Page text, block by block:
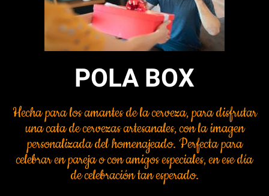
POLA BOX
Hecha para los amantes de la cerveza, para disfrutar
una cata de cervezas artesanales, con la imagen
personalizada del homenajeado. Perfecta para
celebrar en pareja o con amigos especiales, en ese día
de celebración tan esperado.